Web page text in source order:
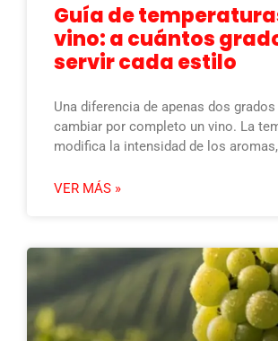
Guía de
vino: a cuántos
servir cada estilo
Una diferencia de apenas dos grados
cambiar por completo un vino. La
modifica la intensidad de los aromas,
VER MÁS »